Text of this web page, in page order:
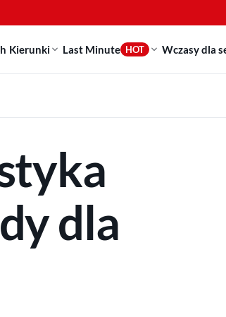
Kierunki Last Minute HOT Wczasy dla
dla